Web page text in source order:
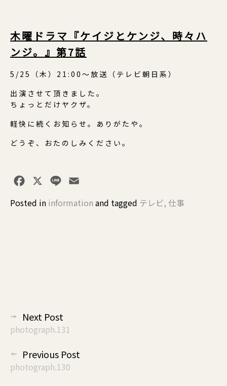
木曜ドラマ『ケイジとケンジ、時々ハ
ンジ。』第7話
5/25（木）21:00〜放送（テレビ朝日系）
出演させて頂きました。
ちょっとだけヤクザ。
軽快に続くお知らせ。ありがたや。
どうぞ、おたのしみください。
Facebook Line
Posted in information and tagged テレビ, 仕事
投
稿
ビ
ゲ
Next Post
photograph.131
Previous Post
photograph.130